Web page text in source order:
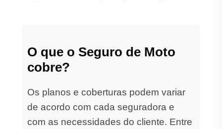
O que o Seguro de Moto
cobre?
Os planos e coberturas podem variar
de acordo com cada seguradora e
com as necessidades do cliente. Entre